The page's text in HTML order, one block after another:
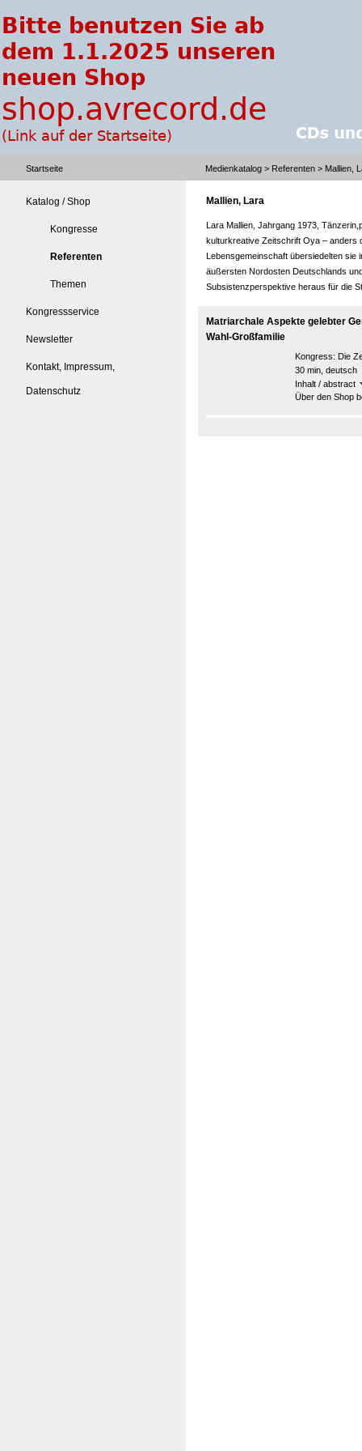
Startseite Medienkatalog > Referenten > Mallien,
Katalog / Shop
Kongresse
Referenten
Themen
Kongressservice
Newsletter
Kontakt, Impressum,
Datenschutz
Mallien, Lara
Lara Mallien, Jahrgang 1973,
kulturkreative Zeitschrift Oya – anders
Lebensgemeinschaft übersiedelten sie
äußersten Nordosten Deutschlands
Subsistenzperspektive heraus für die
Matriarchale Aspekte gelebter
Wahl-Großfamilie
Kongress: Die
30 min, deutsch
Inhalt / abstract
Über den Shop